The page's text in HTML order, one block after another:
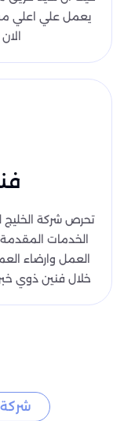
يعمل علي اعلي
تحرص شركة
الخدمات
العمل وارضاء
خلال فنين ذوي
شركة